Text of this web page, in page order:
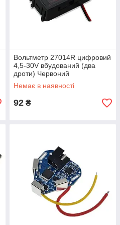
Вольтметр 27014R цифровий
4,5-30V вбудований (два
дроти) Червоний
Немає в наявності
92 ₴